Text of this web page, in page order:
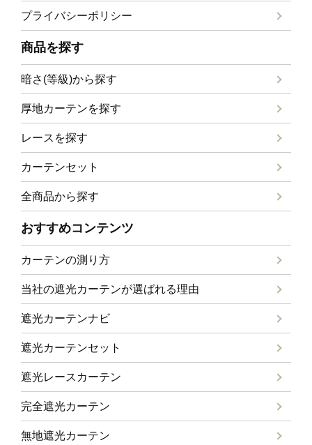
プライバシーポリシー
商品を探す
暗さ(等級)から探す
厚地カーテンを探す
レースを探す
カーテンセット
全商品から探す
おすすめコンテンツ
カーテンの測り方
当社の遮光カーテンが選ばれる理由
遮光カーテンナビ
遮光カーテンセット
遮光レースカーテン
完全遮光カーテン
無地遮光カーテン